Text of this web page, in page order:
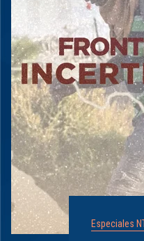
Especiales